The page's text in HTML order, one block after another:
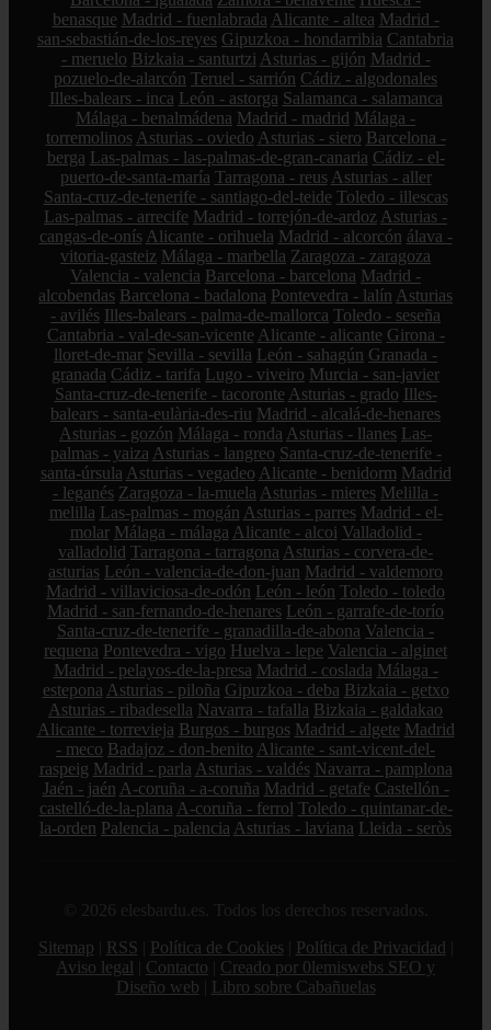
benasque Madrid - fuenlabrada Alicante - altea Madrid -
san-sebastián-de-los-reyes Gipuzkoa - hondarribia Cantabria
- meruelo Bizkaia - santurtzi Asturias - gijón Madrid -
pozuelo-de-alarcón Teruel - sarrión Cádiz - algodonales
Illes-balears - inca León - astorga Salamanca - salamanca
Málaga - benalmádena Madrid - madrid Málaga -
torremolinos Asturias - oviedo Asturias - siero Barcelona -
berga Las-palmas - las-palmas-de-gran-canaria Cádiz - el-
puerto-de-santa-maría Tarragona - reus Asturias - aller
Santa-cruz-de-tenerife - santiago-del-teide Toledo - illescas
Las-palmas - arrecife Madrid - torrejón-de-ardoz Asturias -
cangas-de-onís Alicante - orihuela Madrid - alcorcón álava -
vitoria-gasteiz Málaga - marbella Zaragoza - zaragoza
Valencia - valencia Barcelona - barcelona Madrid -
alcobendas Barcelona - badalona Pontevedra - lalín Asturias
- avilés Illes-balears - palma-de-mallorca Toledo - seseña
Cantabria - val-de-san-vicente Alicante - alicante Girona -
lloret-de-mar Sevilla - sevilla León - sahagún Granada -
granada Cádiz - tarifa Lugo - viveiro Murcia - san-javier
Santa-cruz-de-tenerife - tacoronte Asturias - grado Illes-
balears - santa-eulària-des-riu Madrid - alcalá-de-henares
Asturias - gozón Málaga - ronda Asturias - llanes Las-
palmas - yaiza Asturias - langreo Santa-cruz-de-tenerife -
santa-úrsula Asturias - vegadeo Alicante - benidorm Madrid
- leganés Zaragoza - la-muela Asturias - mieres Melilla -
melilla Las-palmas - mogán Asturias - parres Madrid - el-
molar Málaga - málaga Alicante - alcoi Valladolid -
valladolid Tarragona - tarragona Asturias - corvera-de-
asturias León - valencia-de-don-juan Madrid - valdemoro
Madrid - villaviciosa-de-odón León - león Toledo - toledo
Madrid - san-fernando-de-henares León - garrafe-de-torío
Santa-cruz-de-tenerife - granadilla-de-abona Valencia -
requena Pontevedra - vigo Huelva - lepe Valencia - alginet
Madrid - pelayos-de-la-presa Madrid - coslada Málaga -
estepona Asturias - piloña Gipuzkoa - deba Bizkaia - getxo
Asturias - ribadesella Navarra - tafalla Bizkaia - galdakao
Alicante - torrevieja Burgos - burgos Madrid - algete Madrid
- meco Badajoz - don-benito Alicante - sant-vicent-del-
raspeig Madrid - parla Asturias - valdés Navarra - pamplona
Jaén - jaén A-coruña - a-coruña Madrid - getafe Castellón -
castelló-de-la-plana A-coruña - ferrol Toledo - quintanar-de-
la-orden Palencia - palencia Asturias - laviana Lleida - seròs
© 2026 elesbardu.es. Todos los derechos reservados.
Sitemap
RSS Política de Cookies Política de Privacidad
Aviso legal
Contacto
Creado por 0lemiswebs SEO y
Diseño web
Libro sobre Cabañuelas